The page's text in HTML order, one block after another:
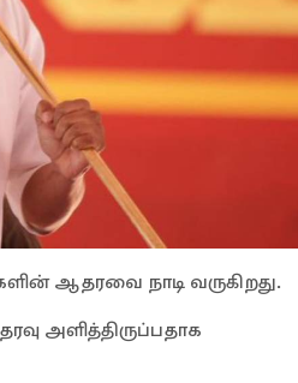
ஆதரவை நாடி வருகிறது.
அளித்திருப்பதாக